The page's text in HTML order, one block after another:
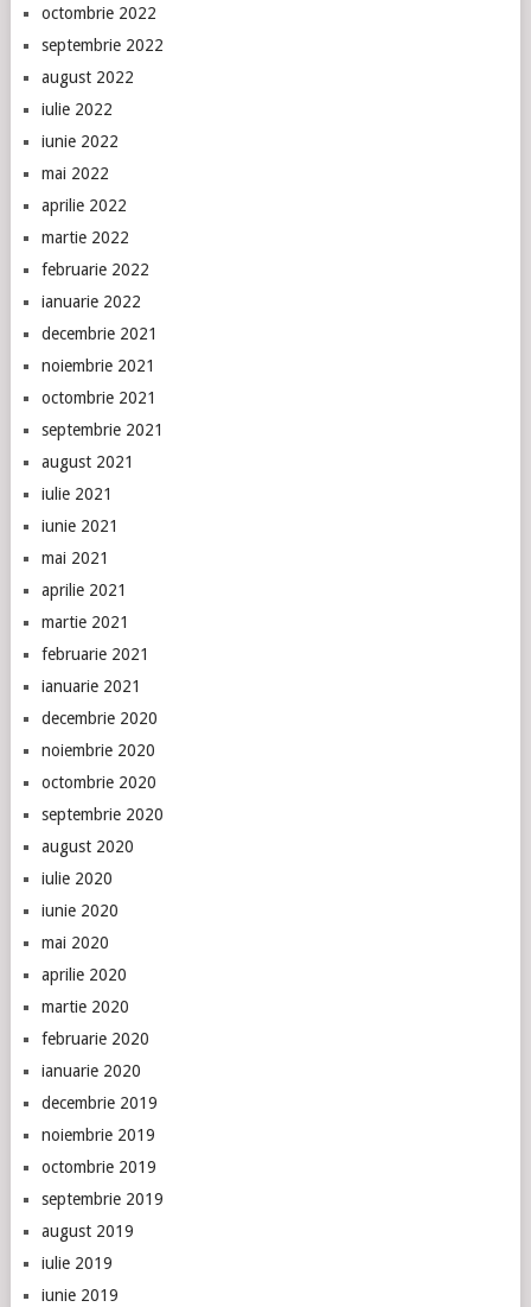
octombrie 2022
septembrie 2022
august 2022
iulie 2022
iunie 2022
mai 2022
aprilie 2022
martie 2022
februarie 2022
ianuarie 2022
decembrie 2021
noiembrie 2021
octombrie 2021
septembrie 2021
august 2021
iulie 2021
iunie 2021
mai 2021
aprilie 2021
martie 2021
februarie 2021
ianuarie 2021
decembrie 2020
noiembrie 2020
octombrie 2020
septembrie 2020
august 2020
iulie 2020
iunie 2020
mai 2020
aprilie 2020
martie 2020
februarie 2020
ianuarie 2020
decembrie 2019
noiembrie 2019
octombrie 2019
septembrie 2019
august 2019
iulie 2019
iunie 2019